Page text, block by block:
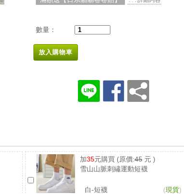
數量：
放入購物車
加35元購買 (原價:45元 )
雪山山脈刺繡運動短襪
白-短襪 (現貨)